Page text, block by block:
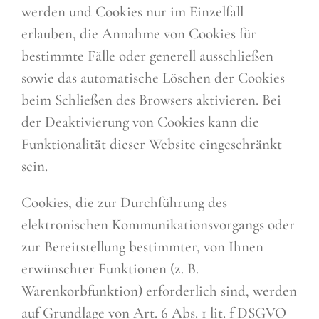
werden und Cookies nur im Einzelfall
erlauben, die Annahme von Cookies für
bestimmte Fälle oder generell ausschließen
sowie das automatische Löschen der Cookies
beim Schließen des Browsers aktivieren. Bei
der Deaktivierung von Cookies kann die
Funktionalität dieser Website eingeschränkt
sein.
Cookies, die zur Durchführung des
elektronischen Kommunikationsvorgangs oder
zur Bereitstellung bestimmter, von Ihnen
erwünschter Funktionen (z. B.
Warenkorbfunktion) erforderlich sind, werden
auf Grundlage von Art. 6 Abs. 1 lit. f DSGVO